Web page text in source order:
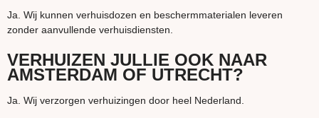
Ja. Wij kunnen verhuisdozen en beschermmaterialen leveren
zonder aanvullende verhuisdiensten.
VERHUIZEN JULLIE OOK NAAR
AMSTERDAM OF UTRECHT?
Ja. Wij verzorgen verhuizingen door heel Nederland.